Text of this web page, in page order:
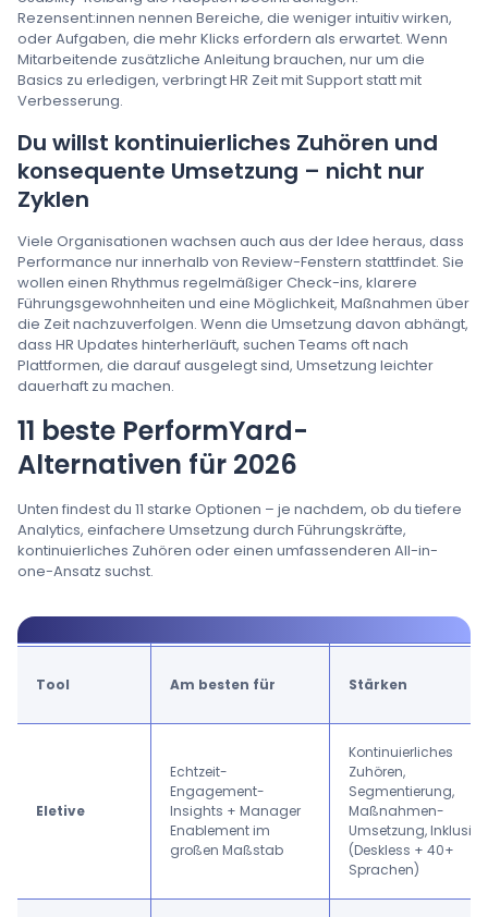
Rezensent:innen nennen Bereiche, die weniger intuitiv wirken,
oder Aufgaben, die mehr Klicks erfordern als erwartet. Wenn
Mitarbeitende zusätzliche Anleitung brauchen, nur um die
Basics zu erledigen, verbringt HR Zeit mit Support statt mit
Verbesserung.
Du willst kontinuierliches Zuhören und
konsequente Umsetzung – nicht nur
Zyklen
Viele Organisationen wachsen auch aus der Idee heraus, dass
Performance nur innerhalb von Review-Fenstern stattfindet. Sie
wollen einen Rhythmus regelmäßiger Check-ins, klarere
Führungsgewohnheiten und eine Möglichkeit, Maßnahmen über
die Zeit nachzuverfolgen. Wenn die Umsetzung davon abhängt,
dass HR Updates hinterherläuft, suchen Teams oft nach
Plattformen, die darauf ausgelegt sind, Umsetzung leichter
dauerhaft zu machen.
11 beste PerformYard-
Alternativen für 2026
Unten findest du 11 starke Optionen – je nachdem, ob du tiefere
Analytics, einfachere Umsetzung durch Führungskräfte,
kontinuierliches Zuhören oder einen umfassenderen All-in-
one-Ansatz suchst.
Tool Am besten für Stärken
Eletive
Echtzeit-
Engagement-
Insights + Manager
Enablement im
großen Maßstab
Kontinuierliches
Zuhören,
Segmentierung,
Maßnahmen-
Umsetzung, Inklusion
(Deskless + 40+
Sprachen)